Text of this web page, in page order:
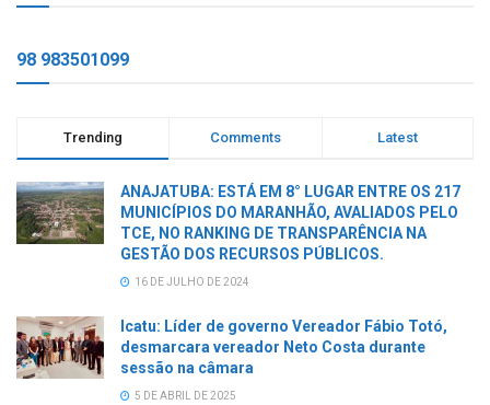
98 983501099
Trending Comments Latest
ANAJATUBA: ESTÁ EM 8° LUGAR ENTRE OS 217
MUNICÍPIOS DO MARANHÃO, AVALIADOS PELO
TCE, NO RANKING DE TRANSPARÊNCIA NA
GESTÃO DOS RECURSOS PÚBLICOS.
16 DE JULHO DE 2024
Icatu: Líder de governo Vereador Fábio Totó,
desmarcara vereador Neto Costa durante
sessão na câmara
5 DE ABRIL DE 2025